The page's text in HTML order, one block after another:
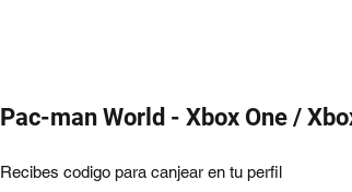
Pac-man World - Xbox One /
Recibes codigo para canjear en tu perfil